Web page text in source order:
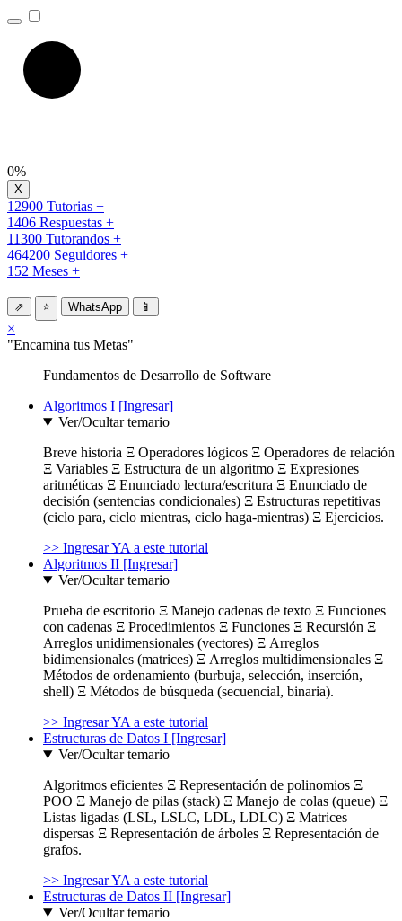
0%
12900 Tutorias +
1406 Respuestas +
11300 Tutorandos +
464200 Seguidores +
152 Meses +
⇗ ⭐ WhatsApp 📱
×
"Encamina tus Metas"
Fundamentos de Desarrollo de Software
Algoritmos I [Ingresar]
Ver/Ocultar temario
Breve historia Ξ Operadores lógicos Ξ Operadores de relación
Ξ Variables Ξ Estructura de un algoritmo Ξ Expresiones
aritméticas Ξ Enunciado lectura/escritura Ξ Enunciado de
decisión (sentencias condicionales) Ξ Estructuras repetitivas
(ciclo para, ciclo mientras, ciclo haga-mientras) Ξ Ejercicios.
>> Ingresar YA a este tutorial
Algoritmos II [Ingresar]
Ver/Ocultar temario
Prueba de escritorio Ξ Manejo cadenas de texto Ξ Funciones
con cadenas Ξ Procedimientos Ξ Funciones Ξ Recursión Ξ
Arreglos unidimensionales (vectores) Ξ Arreglos
bidimensionales (matrices) Ξ Arreglos multidimensionales Ξ
Métodos de ordenamiento (burbuja, selección, inserción,
shell) Ξ Métodos de búsqueda (secuencial, binaria).
>> Ingresar YA a este tutorial
Estructuras de Datos I [Ingresar]
Ver/Ocultar temario
Algoritmos eficientes Ξ Representación de polinomios Ξ
POO Ξ Manejo de pilas (stack) Ξ Manejo de colas (queue) Ξ
Listas ligadas (LSL, LSLC, LDL, LDLC) Ξ Matrices
dispersas Ξ Representación de árboles Ξ Representación de
grafos.
>> Ingresar YA a este tutorial
Estructuras de Datos II [Ingresar]
Ver/Ocultar temario